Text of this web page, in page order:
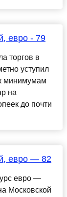
евро - 79
торгов в
уступил
минимумам
на
до почти
евро — 82
евро —
Московской